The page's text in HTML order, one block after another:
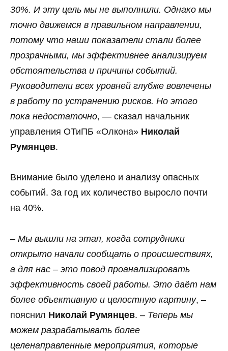
30%. И эту цель мы не выполнили. Однако мы
точно движемся в правильном направлении,
потому что наши показатели стали более
прозрачными, мы эффективнее анализируем
обстоятельства и причины событий.
Руководители всех уровней глубже вовлечены
в работу по устранению рисков. Но этого
пока недостаточно, — сказал начальник
управления ОТиПБ «Олкона» Николай
Румянцев.
Внимание было уделено и анализу опасных
событий. За год их количество выросло почти
на 40%.
‒ Мы вышли на этап, когда сотрудники
открыто начали сообщать о происшествиях,
а для нас – это повод проанализировать
эффективность своей работы. Это даёт нам
более объективную и целостную картину, ‒
пояснил Николай Румянцев. ‒ Теперь мы
можем разрабатывать более
целенаправленные мероприятия, которые